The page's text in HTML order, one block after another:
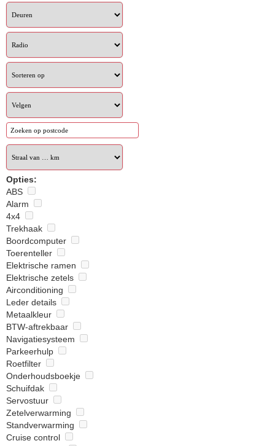
Opties:
ABS
Alarm
4x4
Trekhaak
Boordcomputer
Toerenteller
Elektrische ramen
Elektrische zetels
Airconditioning
Leder details
Metaalkleur
BTW-aftrekbaar
Navigatiesysteem
Parkeerhulp
Roetfilter
Onderhoudsboekje
Schuifdak
Servostuur
Zetelverwarming
Standverwarming
Cruise control